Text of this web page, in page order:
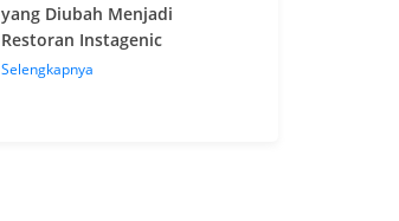
yang Diubah Menjadi
Restoran Instagenic
Selengkapnya